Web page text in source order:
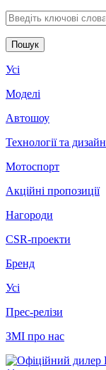
Введіть ключові
Усі
Моделі
Автошоу
Технології та дизайн
Мотоспорт
Акційні пропозиції
Нагороди
CSR-проекти
Бренд
Усі
Прес-релізи
ЗМІ про нас